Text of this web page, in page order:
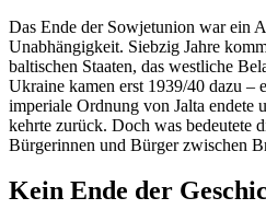
Das Ende der Sowjet­union war ein
Unabhän­gigkeit. Siebzig Jahre
balti­schen Staaten, das westliche
Ukraine kamen erst 1939/​40 dazu –
imperiale Ordnung von Jalta endete
kehrte zurück. Doch was bedeutete
Bürge­rinnen und Bürger zwischen
Kein Ende der